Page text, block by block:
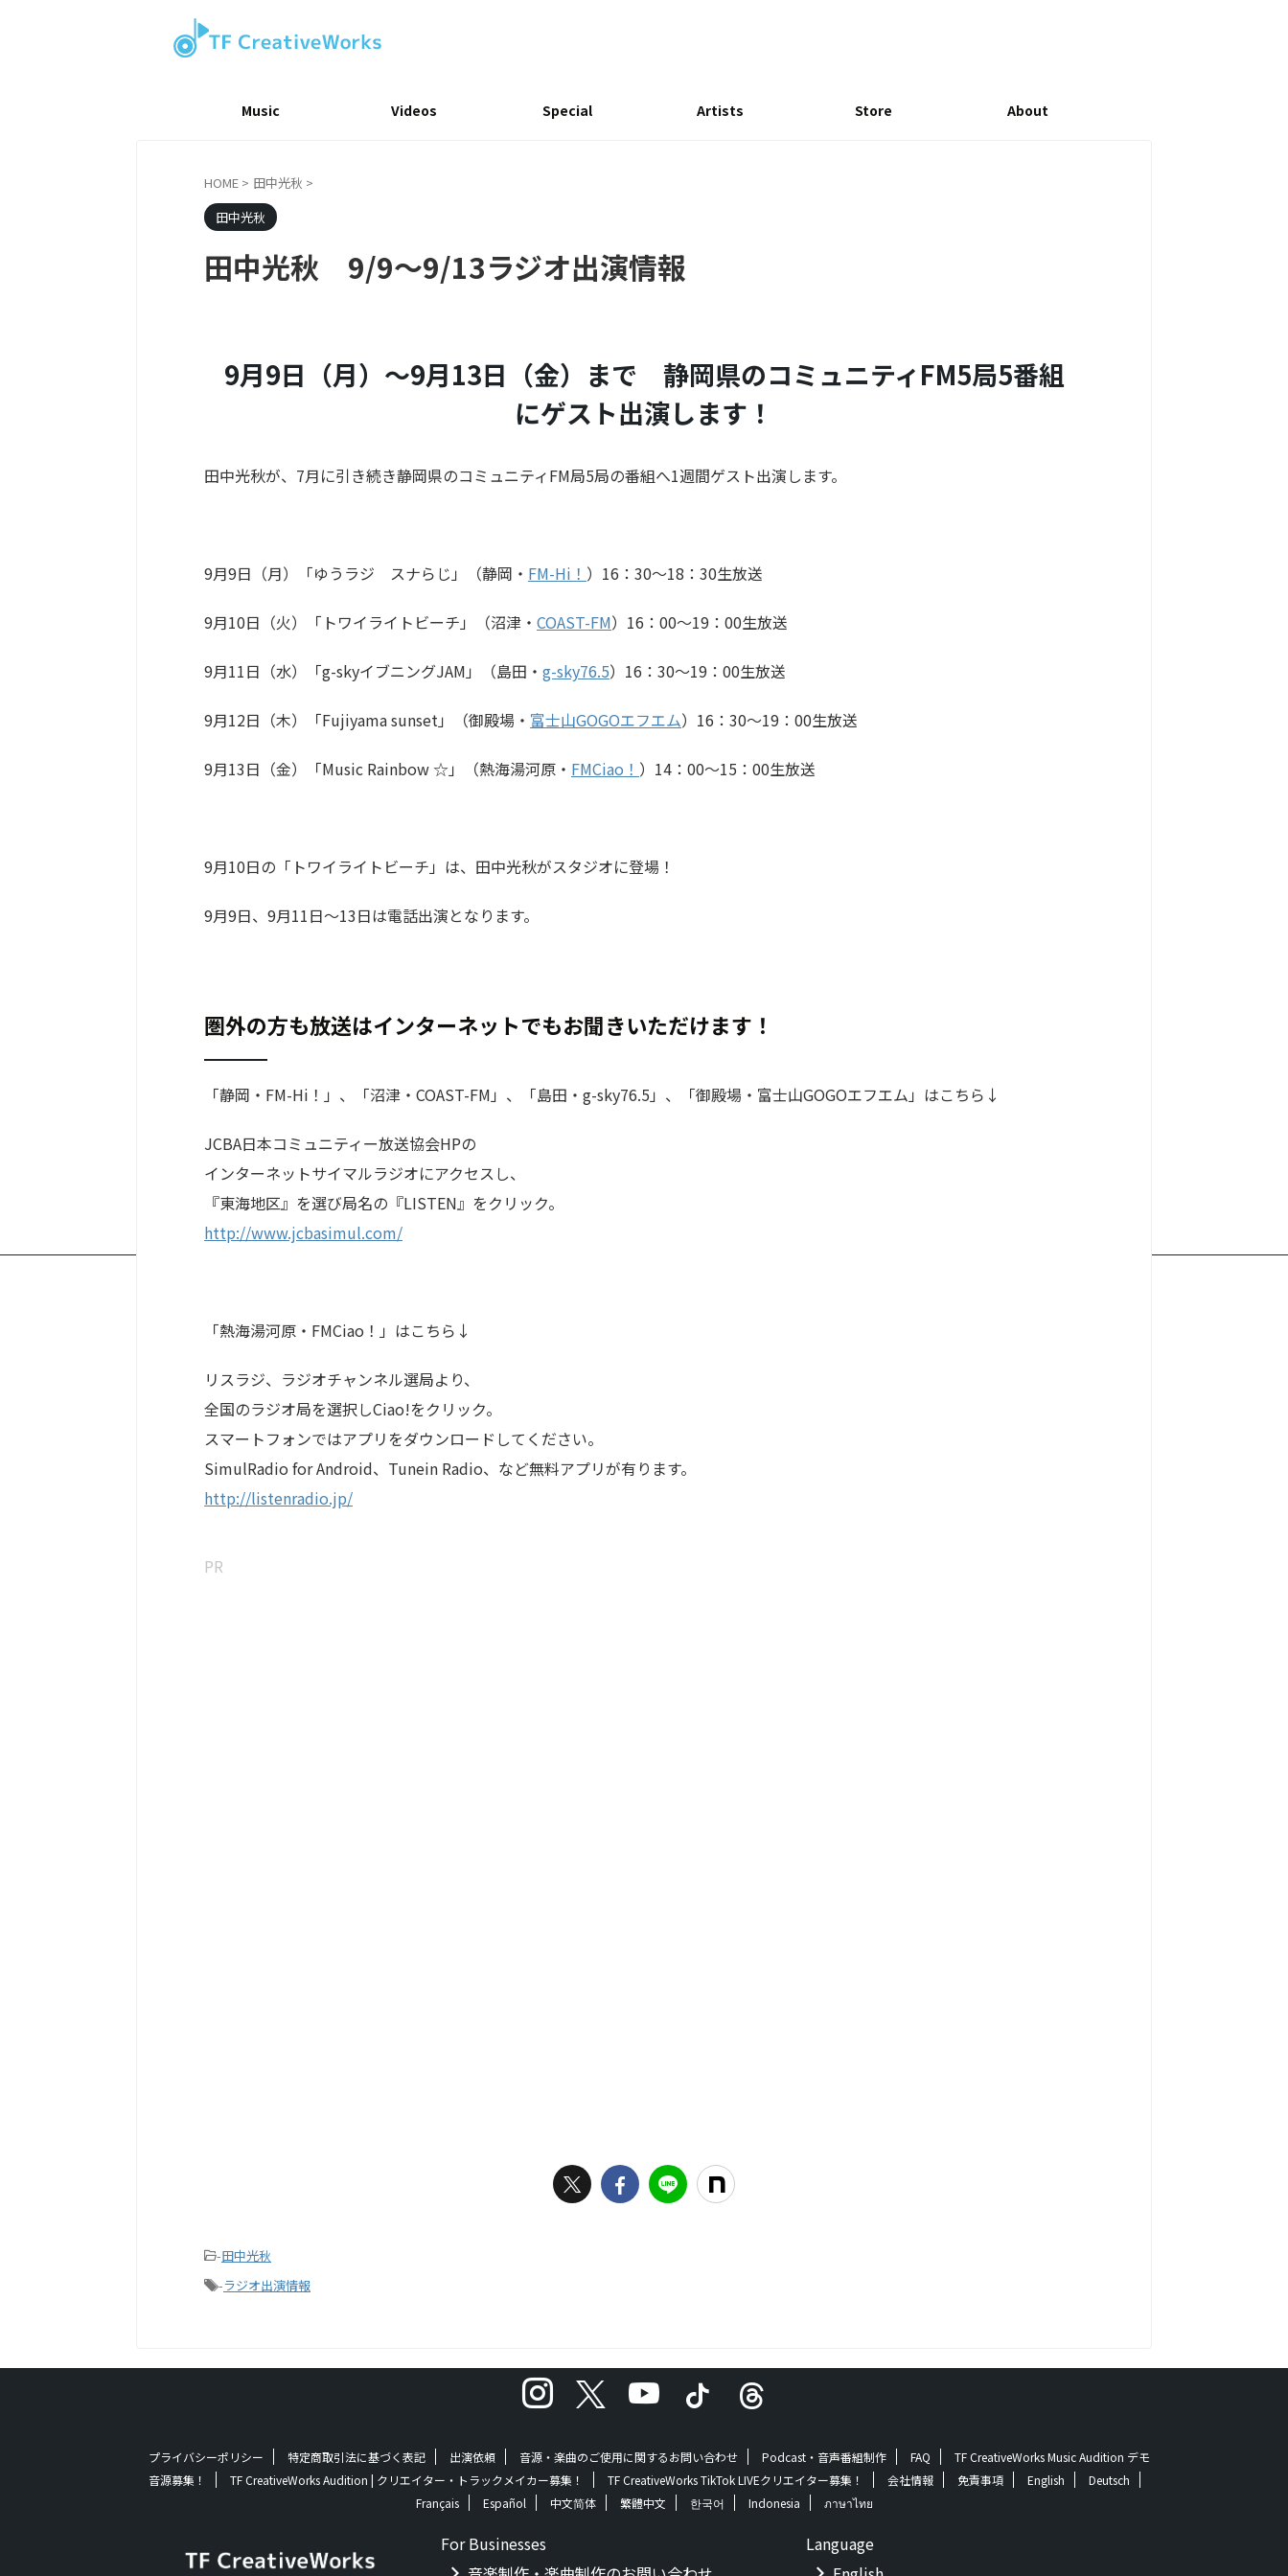
Music Videos Special Artists Store About
HOME > 田中光秋 >
田中光秋
田中光秋 9/9～9/13ラジオ出演情報
9月9日（月）～9月13日（金）まで 静岡県のコミュニティFM5局5番組
にゲスト出演します！
田中光秋が、7月に引き続き静岡県のコミュニティFM局5局の番組へ1週間ゲスト出演します。
9月9日（月）「ゆうラジ スナらじ」（静岡・ FM-Hi！ ）16：30～18：30生放送
9月10日（火）「トワイライトビーチ」（沼津・ COAST-FM）16：00〜19：00生放送
9月11日（水）「g-skyイブニングJAM」（島田・ g-sky76.5）16：30〜19：00生放送
9月12日（木）「Fujiyama sunset」（御殿場・ 富士山GOGOエフエム）16：30〜19：00生放送
9月13日（金）「Music Rainbow ☆」（熱海湯河原・ FMCiao！ ）14：00～15：00生放送
9月10日の「トワイライトビーチ」は、田中光秋がスタジオに登場！
9月9日、9月11日～13日は電話出演となります。
圏外の方も放送はインターネットでもお聞きいただけます！
「静岡・FM-Hi！」、「沼津・COAST-FM」、「島田・g-sky76.5」、「御殿場・富士山GOGOエフエム」はこちら↓
JCBA日本コミュニティー放送協会HPの
インターネットサイマルラジオにアクセスし、
『東海地区』を選び局名の『LISTEN』をクリック。
‪http://www.jcbasimul.com/
「熱海湯河原・FMCiao！」はこちら↓
リスラジ、ラジオチャンネル選局より、
全国のラジオ局を選択しCiao!をクリック。
スマートフォンではアプリをダウンロードしてください。
SimulRadio for Android、Tunein Radio、など無料アプリが有ります。
‪http://listenradio.jp/
PR
-田中光秋
-ラジオ出演情報
プライバシーポリシー 特定商取引法に基づく表記 出演依頼 音源・楽曲のご使用に関するお問い合わせ Podcast・音声番組制作 FAQ
TF CreativeWorks Music Audition デモ
音源募集！
TF CreativeWorks Audition | クリエイター・トラックメイカー募集！ TF CreativeWorks TikTok LIVEクリエイター募集！ 会社情報 免責事項 English
Deutsch
Français
Español 中文简体 繁體中文 한국어 Indonesia ภาษาไทย
For Businesses
Language